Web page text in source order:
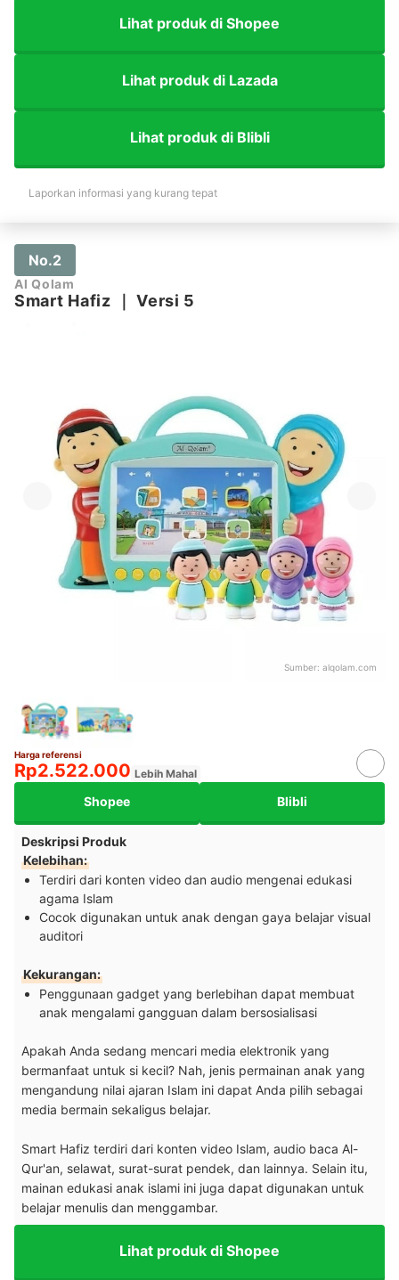
Lihat produk di Shopee
Lihat produk di Lazada
Lihat produk di Blibli
Laporkan informasi yang kurang tepat
No.2
Al Qolam
Smart Hafiz ｜Versi 5
Sumber: alqolam.com
Harga referensi
Rp2.522.000 Lebih Mahal
Shopee Blibli
Deskripsi Produk
Kelebihan:
Terdiri dari konten video dan audio mengenai edukasi
agama Islam
Cocok digunakan untuk anak dengan gaya belajar visual
auditori
Kekurangan:
Penggunaan gadget yang berlebihan dapat membuat
anak mengalami gangguan dalam bersosialisasi
Apakah Anda sedang mencari media elektronik yang
bermanfaat untuk si kecil? Nah, jenis permainan anak yang
mengandung nilai ajaran Islam ini dapat Anda pilih sebagai
media bermain sekaligus belajar.
Smart Hafiz terdiri dari konten video Islam, audio baca Al-
Qur'an, selawat, surat-surat pendek, dan lainnya. Selain itu,
mainan edukasi anak islami ini juga dapat digunakan untuk
belajar menulis dan menggambar.
Lihat produk di Shopee